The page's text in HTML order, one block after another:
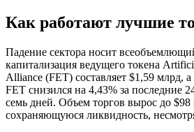
Как работают лучшие
Падение сектора носит
капитализация ведущего токена
Alliance (FET) составляет $1,59 млрд,
FET снизился на 4,43% за последние
семь дней. Объем торгов вырос до $98
сохраняющуюся ликвидность,